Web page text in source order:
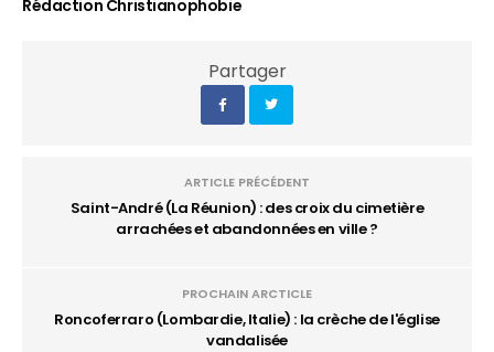
Rédaction Christianophobie
Partager
ARTICLE PRÉCÉDENT
Saint-André (La Réunion) : des croix du cimetière
arrachées et abandonnées en ville ?
PROCHAIN ARCTICLE
Roncoferraro (Lombardie, Italie) : la crèche de l'église
vandalisée